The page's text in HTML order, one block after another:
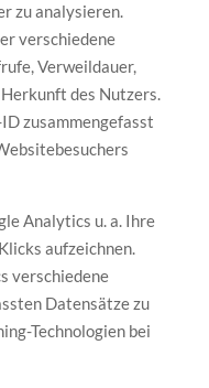
zu analysieren.
verschiedene
Verweildauer,
des Nutzers.
zusammengefasst
Analytics u. a. Ihre
aufzeichnen.
verschiedene
Datensätze zu
Technologien bei